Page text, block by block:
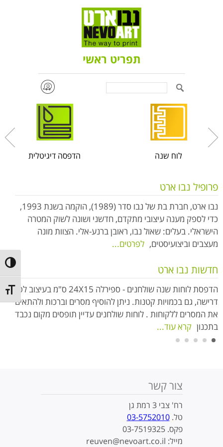
size
תפריט ראשי
Search
הדפסה דיגיטלית לוח שנה
פרופיל נבו ארט
נבו ארט, חברת בת של נבו סדר (1989), הוקמה בשנת 1993,
כדי לספק מענה עיצובי מתקדם, חדשני ושונה לשוק המטרה
הישראלי. בעלים: שאול נבו, ראובן ברנע-אלי. הצוות מונה
מעצבים וביצועיסטים, לפרטים...
חדשות נבו ארט
הדפסת לוחות שנה שולחנים - ספירלה 24X15 ס"מ בעיצוב לפי
דרישה, גם בכמויות קטנות. ניתן להוסיף מסרים וברכות ולהתאים
את המסרים ללקוחות . לוחות שולחנים עדיין תופסים מקום נכבד
בתכנון קרא עוד...
קרא עוד...
קרא עוד...
צור קשר
רח' צבי 3 רמת גן
טל.03-5752010
פקס. 03-7519325
מייל: reuven@nevoart.co.il